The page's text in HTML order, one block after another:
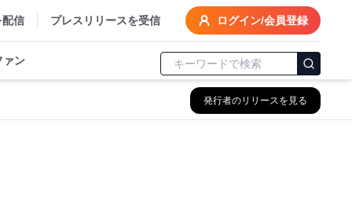
配信 プレスリリースを受信 ログイン/会員登録
ァン
発行者のリリースを見る